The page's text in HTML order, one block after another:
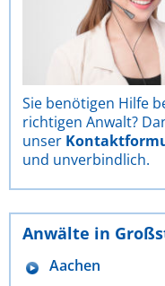
Sie benötigen Hilfe
richtigen Anwalt?
unser
und unverbindlich.
Anwälte in
Aachen